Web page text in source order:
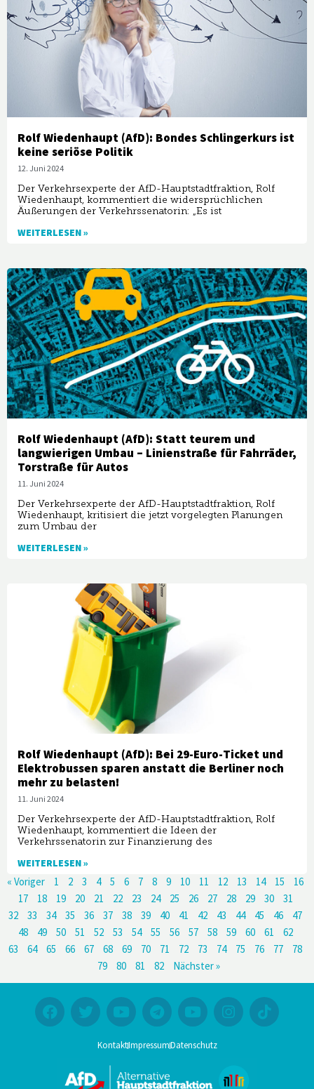
Rolf Wiedenhaupt (AfD): Bondes Schlingerkurs ist
keine seriöse Politik
12. Juni 2024
Der Verkehrsexperte der AfD-Hauptstadtfraktion, Rolf
Wiedenhaupt, kommentiert die widersprüchlichen
Äußerungen der Verkehrssenatorin: „Es ist
WEITERLESEN »
Rolf Wiedenhaupt (AfD): Statt teurem und
langwierigen Umbau – Linienstraße für Fahrräder,
Torstraße für Autos
11. Juni 2024
Der Verkehrsexperte der AfD-Hauptstadtfraktion, Rolf
Wiedenhaupt, kritisiert die jetzt vorgelegten Planungen
zum Umbau der
WEITERLESEN »
Rolf Wiedenhaupt (AfD): Bei 29-Euro-Ticket und
Elektrobussen sparen anstatt die Berliner noch
mehr zu belasten!
11. Juni 2024
Der Verkehrsexperte der AfD-Hauptstadtfraktion, Rolf
Wiedenhaupt, kommentiert die Ideen der
Verkehrssenatorin zur Finanzierung des
WEITERLESEN »
« Voriger 1 2 3 4 5 6 7 8 9 10 11 12 13 14 15
16
17
18 19 20 21 22 23 24 25 26 27 28 29 30
31
32
33 34 35 36 37 38 39 40 41 42 43 44 45 46
47
48
49 50 51 52 53 54 55 56 57 58 59 60 61
62
63
64 65 66 67 68 69 70 71 72 73 74 75 76 77
78
79
80 81 82 Nächster »
KontaktImpressumDatenschutz